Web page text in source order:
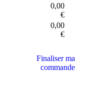
0,00
€
0,00
€
Finaliser ma
commande